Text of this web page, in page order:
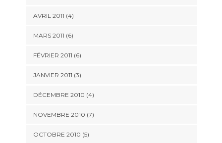
AVRIL 2011 (4)
MARS 2011 (6)
FÉVRIER 2011 (6)
JANVIER 2011 (3)
DÉCEMBRE 2010 (4)
NOVEMBRE 2010 (7)
OCTOBRE 2010 (5)